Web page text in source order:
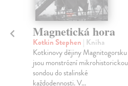
Magnetická hora
Kotkin Stephen | Kniha
Kotkinovy dějiny Magnitogorsku
jsou monstrózní mikrohistorickou
sondou do stalinské
každodennosti. V...